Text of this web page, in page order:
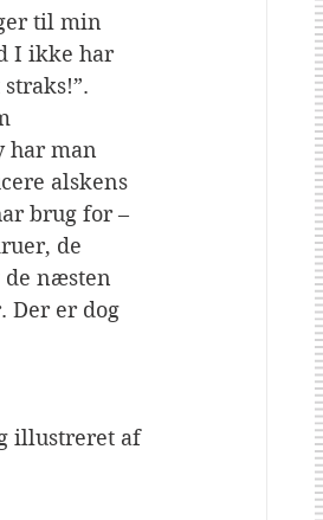
til min
I ikke har
har man
alskens
brug for –
de
de næsten
Der er dog
illustreret af